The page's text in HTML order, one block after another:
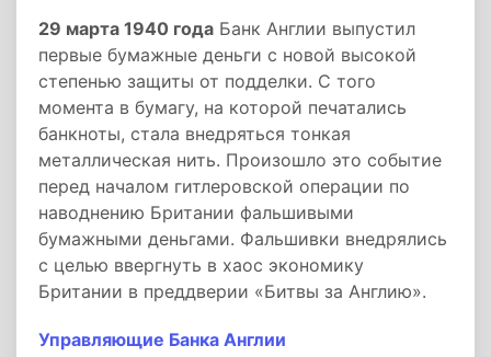
29 марта 1940 года Банк Англии выпустил
первые бумажные деньги с новой высокой
степенью защиты от подделки. С того
момента в бумагу, на которой печатались
банкноты, стала внедряться тонкая
металлическая нить. Произошло это событие
перед началом гитлеровской операции по
наводнению Британии фальшивыми
бумажными деньгами. Фальшивки внедрялись
с целью ввергнуть в хаос экономику
Британии в преддверии «Битвы за Англию».
Управляющие Банка Англии